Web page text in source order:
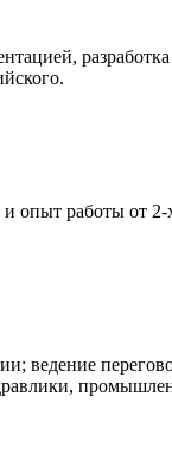
опыт работы от
ведение